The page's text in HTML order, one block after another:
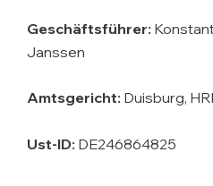
Geschäftsführer:
Janssen
Amtsgericht: Duisburg,
Ust-ID: DE246864825